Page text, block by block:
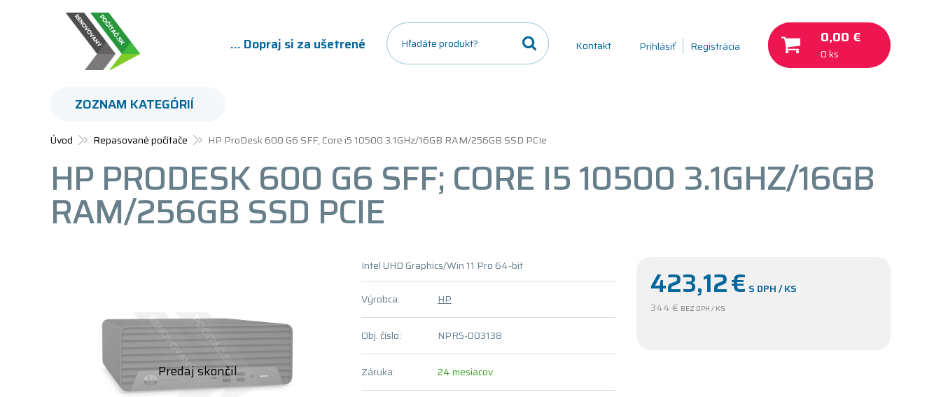
... Dopraj si za ušetrené Prihlásiť Registrácia 0,00 €
0 ks
Kontakt
Úvod Repasované počítače HP ProDesk 600 G6 SFF; Core i5 10500 3.1GHz/16GB RAM/256GB SSD PCIe
HP PRODESK 600 G6 SFF; CORE I5 10500 3.1GHZ/16GB
RAM/256GB SSD PCIE
423,12€ S DPH / KS
344 € BEZ DPH / KS
Intel UHD Graphics/Win 11 Pro 64-bit
Výrobca: HP
Obj. čislo: NPR5-003138
Záruka: 24 mesiacov
ZOZNAM KATEGÓRIÍ